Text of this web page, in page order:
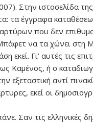
Στην ιστοσελίδα
τα έγγραφα
που δεν
να τα χώνει στη
εκεί. Γι’ αυτές τις
Καμένος, ή ο
εξεταστική αντί
εκεί οι
Σαν τις ελληνικές